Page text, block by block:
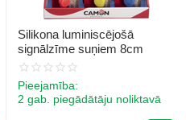
Silikona luminiscējošā
signālzīme suņiem 8cm
Pieejamība:
2 gab. piegādātāju noliktavā